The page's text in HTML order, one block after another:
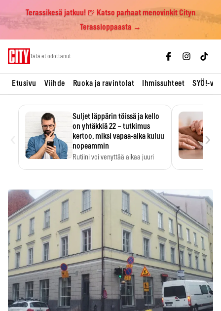
Terassikesä jatkuu! 🍺 Katso parhaat menovinkit Cityn
Terassioppaasta →
Tätä et odottanut
Etusivu Viihde Ruoka ja ravintolat Ihmissuhteet SYÖ!-
Suljet läppärin töissä ja kello
on yhtäkkiä 22 – tutkimus
kertoo, miksi vapaa-aika kuluu
nopeammin
Rutiini voi venyttää aikaa juuri
›